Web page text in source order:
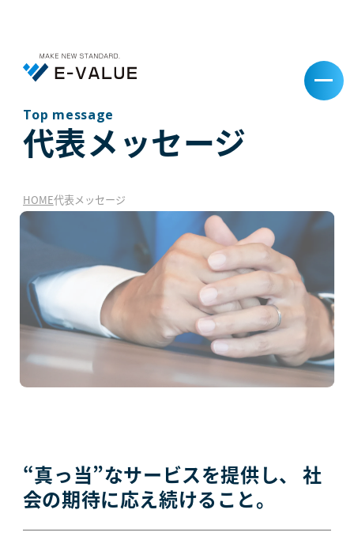
Top message
代表メッセージ
HOME代表メッセージ
“真っ当”なサービスを提供し、
社
会の期待に応え続けること。